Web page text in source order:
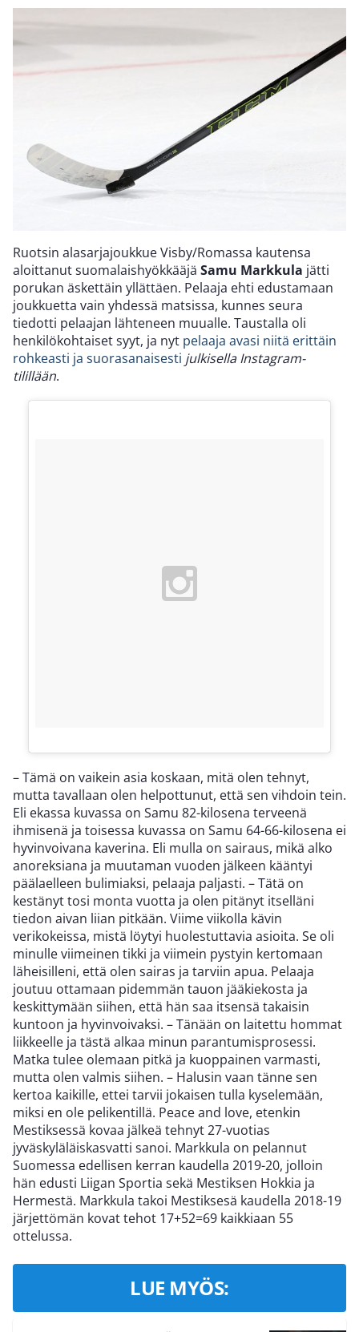
Ruotsin alasarjajoukkue Visby/Romassa kautensa
aloittanut suomalaishyökkääjä Samu Markkula jätti
porukan äskettäin yllättäen. Pelaaja ehti edustamaan
joukkuetta vain yhdessä matsissa, kunnes seura
tiedotti pelaajan lähteneen muualle. Taustalla oli
henkilökohtaiset syyt, ja nyt pelaaja avasi niitä erittäin
rohkeasti ja suorasanaisesti julkisella Instagram-
tilillään.
– Tämä on vaikein asia koskaan, mitä olen tehnyt,
mutta tavallaan olen helpottunut, että sen vihdoin tein.
Eli ekassa kuvassa on Samu 82-kilosena terveenä
ihmisenä ja toisessa kuvassa on Samu 64-66-kilosena ei
hyvinvoivana kaverina. Eli mulla on sairaus, mikä alko
anoreksiana ja muutaman vuoden jälkeen kääntyi
päälaelleen bulimiaksi, pelaaja paljasti. – Tätä on
kestänyt tosi monta vuotta ja olen pitänyt itselläni
tiedon aivan liian pitkään. Viime viikolla kävin
verikokeissa, mistä löytyi huolestuttavia asioita. Se oli
minulle viimeinen tikki ja viimein pystyin kertomaan
läheisilleni, että olen sairas ja tarviin apua. Pelaaja
joutuu ottamaan pidemmän tauon jääkiekosta ja
keskittymään siihen, että hän saa itsensä takaisin
kuntoon ja hyvinvoivaksi. – Tänään on laitettu hommat
liikkeelle ja tästä alkaa minun parantumisprosessi.
Matka tulee olemaan pitkä ja kuoppainen varmasti,
mutta olen valmis siihen. – Halusin vaan tänne sen
kertoa kaikille, ettei tarvii jokaisen tulla kyselemään,
miksi en ole pelikentillä. Peace and love, etenkin
Mestiksessä kovaa jälkeä tehnyt 27-vuotias
jyväskyläläiskasvatti sanoi. Markkula on pelannut
Suomessa edellisen kerran kaudella 2019-20, jolloin
hän edusti Liigan Sportia sekä Mestiksen Hokkia ja
Hermestä. Markkula takoi Mestiksesä kaudella 2018-19
järjettömän kovat tehot 17+52=69 kaikkiaan 55
ottelussa.
LUE MYÖS: